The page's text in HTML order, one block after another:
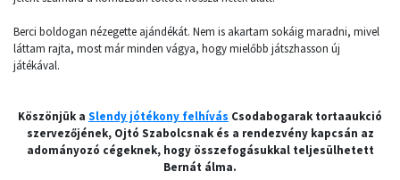
Berci boldogan nézegette ajándékát. Nem is akartam sokáig maradni, mivel
láttam rajta, most már minden vágya, hogy mielőbb játszhasson új
játékával.
Köszönjük a Slendy jótékony felhívás Csodabogarak tortaaukció
szervezőjének, Ojtó Szabolcsnak és a rendezvény kapcsán az
adományozó cégeknek, hogy összefogásukkal teljesülhetett
Bernát álma.